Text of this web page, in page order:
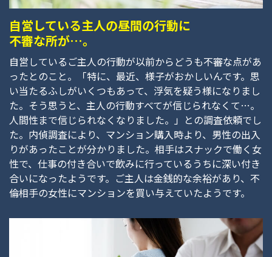
自営している主人の昼間の行動に
不審な所が…。
自営しているご主人の行動が以前からどうも不審な点があ
ったとのこと。「特に、最近、様子がおかしいんです。思
い当たるふしがいくつもあって、浮気を疑う様になりまし
た。そう思うと、主人の行動すべてが信じられなくて…。
人間性まで信じられなくなりました。」との調査依頼でし
た。内偵調査により、マンション購入時より、男性の出入
りがあったことが分かりました。相手はスナックで働く女
性で、仕事の付き合いで飲みに行っているうちに深い付き
合いになったようです。ご主人は金銭的な余裕があり、不
倫相手の女性にマンションを買い与えていたようです。